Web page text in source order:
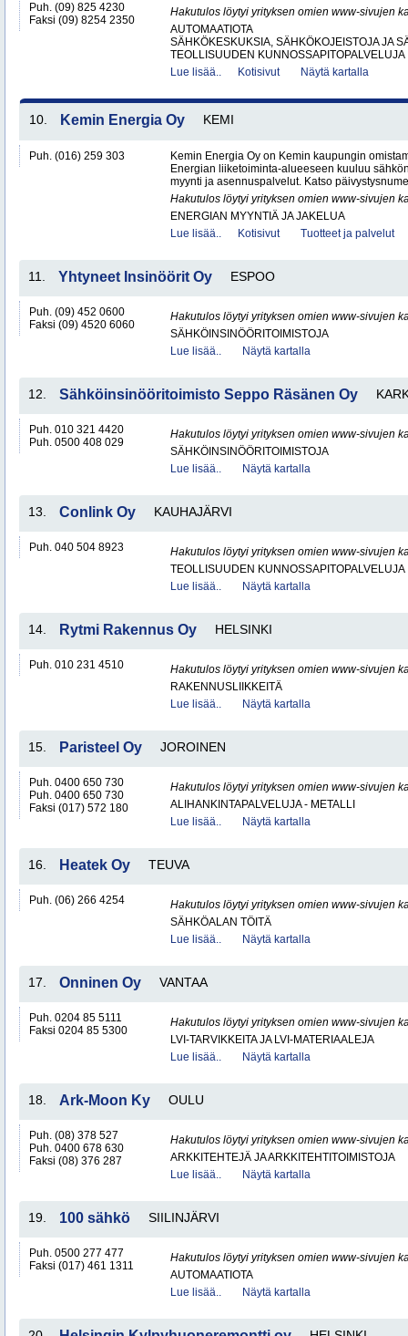
Puh. (09) 825 4230
Faksi (09) 8254 2350
Hakutulos löytyi yrityksen omien www-sivujen
AUTOMAATIOTA
SÄHKÖKESKUKSIA, SÄHKÖKOJEISTOJA JA
TEOLLISUUDEN KUNNOSSAPITOPALVELUJA
Lue lisää..
Kotisivut Näytä kartalla
10. Kemin Energia Oy KEMI
Puh. (016) 259 303
Kemin Energia Oy on Kemin kaupungin
Energian liiketoiminta-alueeseen kuuluu
myynti ja asennuspalvelut. Katso
Hakutulos löytyi yrityksen omien www-sivujen
ENERGIAN MYYNTIÄ JA JAKELUA
Lue lisää..
Kotisivut Tuotteet ja palvelut
11. Yhtyneet Insinöörit Oy ESPOO
Puh. (09) 452 0600
Faksi (09) 4520 6060
Hakutulos löytyi yrityksen omien www-sivujen
SÄHKÖINSINÖÖRITOIMISTOJA
Lue lisää..
Näytä kartalla
12. Sähköinsinööritoimisto Seppo Räsänen Oy
Puh. 010 321 4420
Puh. 0500 408 029
Hakutulos löytyi yrityksen omien www-sivujen
SÄHKÖINSINÖÖRITOIMISTOJA
Lue lisää..
Näytä kartalla
13. Conlink Oy KAUHAJÄRVI
Puh. 040 504 8923
Hakutulos löytyi yrityksen omien www-sivujen
TEOLLISUUDEN KUNNOSSAPITOPALVELUJA
Lue lisää..
Näytä kartalla
14. Rytmi Rakennus Oy HELSINKI
Puh. 010 231 4510
Hakutulos löytyi yrityksen omien www-sivujen
RAKENNUSLIIKKEITÄ
Lue lisää..
Näytä kartalla
15. Paristeel Oy JOROINEN
Puh. 0400 650 730
Puh. 0400 650 730
Faksi (017) 572 180
Hakutulos löytyi yrityksen omien www-sivujen
ALIHANKINTAPALVELUJA - METALLI
Lue lisää..
Näytä kartalla
16. Heatek Oy TEUVA
Puh. (06) 266 4254
Hakutulos löytyi yrityksen omien www-sivujen
SÄHKÖALAN TÖITÄ
Lue lisää..
Näytä kartalla
17. Onninen Oy VANTAA
Puh. 0204 85 5111
Faksi 0204 85 5300
Hakutulos löytyi yrityksen omien www-sivujen
LVI-TARVIKKEITA JA LVI-MATERIAALEJA
Lue lisää..
Näytä kartalla
18. Ark-Moon Ky OULU
Puh. (08) 378 527
Puh. 0400 678 630
Faksi (08) 376 287
Hakutulos löytyi yrityksen omien www-sivujen
ARKKITEHTEJÄ JA ARKKITEHTITOIMISTOJA
Lue lisää..
Näytä kartalla
19. 100 sähkö SIILINJÄRVI
Puh. 0500 277 477
Faksi (017) 461 1311
Hakutulos löytyi yrityksen omien www-sivujen
AUTOMAATIOTA
Lue lisää..
Näytä kartalla